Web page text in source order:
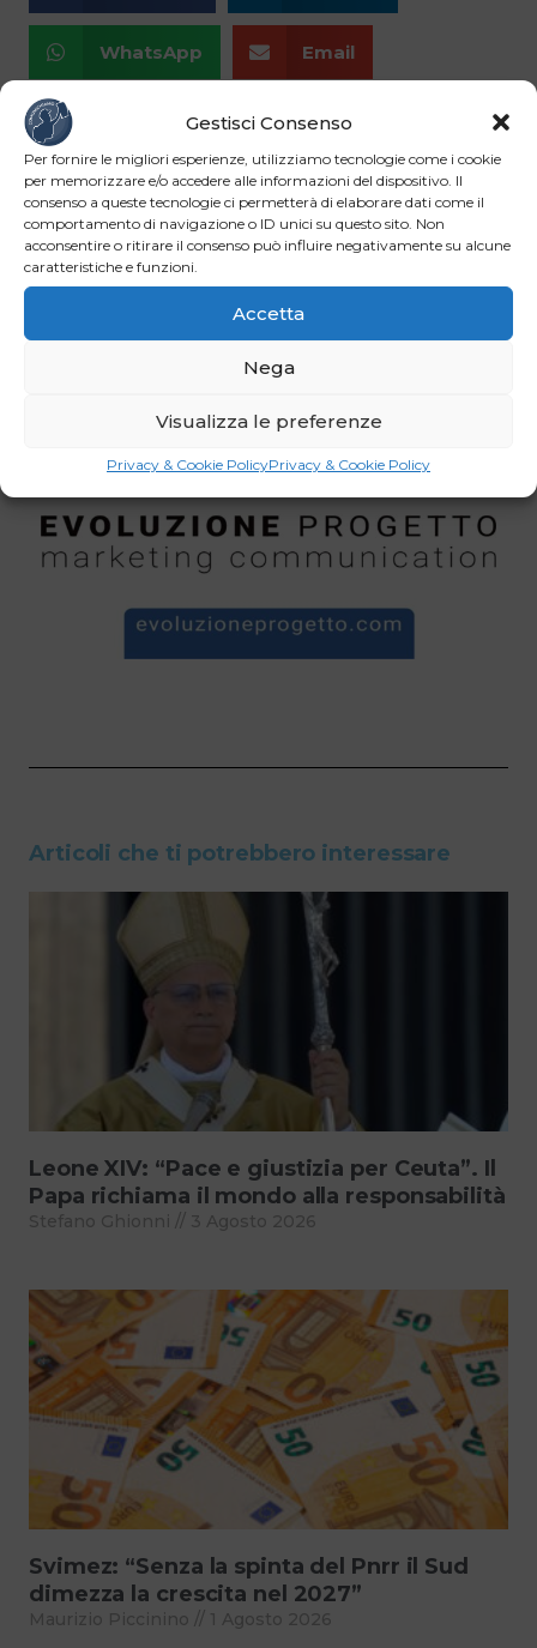
Gestisci Consenso
Per fornire le migliori esperienze, utilizziamo tecnologie come i cookie
per memorizzare e/o accedere alle informazioni del dispositivo. Il
consenso a queste tecnologie ci permetterà di elaborare dati come il
comportamento di navigazione o ID unici su questo sito. Non
acconsentire o ritirare il consenso può influire negativamente su alcune
caratteristiche e funzioni.
Accetta
Nega
Visualizza le preferenze
Privacy & Cookie PolicyPrivacy & Cookie Policy
WhatsApp Email
Articoli che ti potrebbero interessare
Leone XIV: “Pace e giustizia per Ceuta”. Il
Papa richiama il mondo alla responsabilità
Stefano Ghionni 3 Agosto 2026
Svimez: “Senza la spinta del Pnrr il Sud
dimezza la crescita nel 2027”
Maurizio Piccinino 1 Agosto 2026